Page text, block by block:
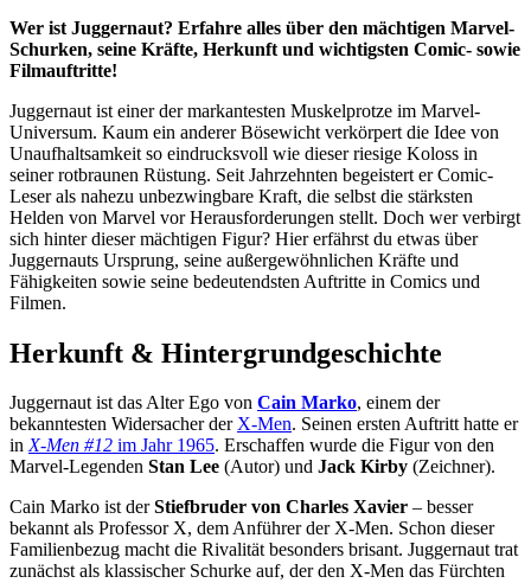
Wer ist Juggernaut? Erfahre alles über den mächtigen Marvel-
Schurken, seine Kräfte, Herkunft und wichtigsten Comic- sowie
Filmauftritte!
Juggernaut ist einer der markantesten Muskelprotze im Marvel-
Universum. Kaum ein anderer Bösewicht verkörpert die Idee von
Unaufhaltsamkeit so eindrucksvoll wie dieser riesige Koloss in
seiner rotbraunen Rüstung. Seit Jahrzehnten begeistert er Comic-
Leser als nahezu unbezwingbare Kraft, die selbst die stärksten
Helden von Marvel vor Herausforderungen stellt. Doch wer verbirgt
sich hinter dieser mächtigen Figur? Hier erfährst du etwas über
Juggernauts Ursprung, seine außergewöhnlichen Kräfte und
Fähigkeiten sowie seine bedeutendsten Auftritte in Comics und
Filmen.
Herkunft & Hintergrundgeschichte
Juggernaut ist das Alter Ego von Cain Marko, einem der
bekanntesten Widersacher derX-Men. Seinen ersten Auftritt hatte er
inX-Men #12 im Jahr 1965. Erschaffen wurde die Figur von den
Marvel-Legenden Stan Lee (Autor) und Jack Kirby (Zeichner).
Cain Marko ist derStiefbruder von Charles Xavier – besser
bekannt als Professor X, dem Anführer der X-Men. Schon dieser
Familienbezug macht die Rivalität besonders brisant. Juggernaut trat
zunächst als klassischer Schurke auf, der den X-Men das Fürchten